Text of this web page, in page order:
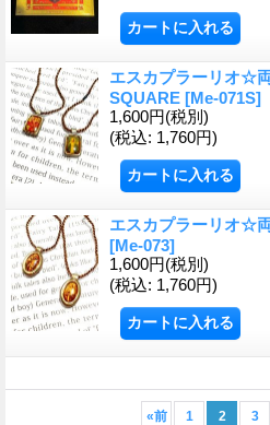
エスカプラーリオ☆
SQUARE [Me-071S]
1,600円(税別)
(税込: 1,760円)
エスカプラーリオ☆
[Me-073]
1,600円(税別)
(税込: 1,760円)
«前 1 2 3